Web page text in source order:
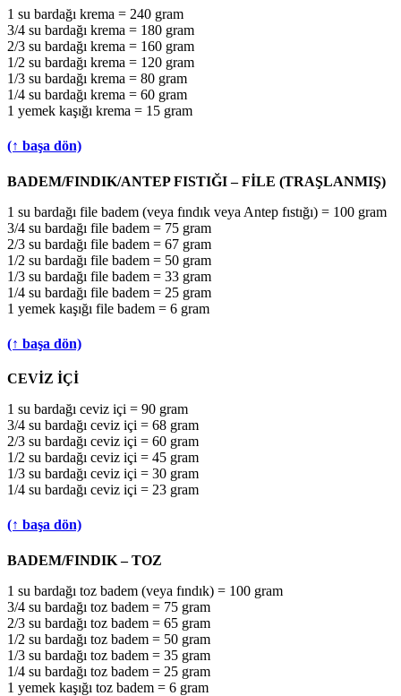
1 su bardağı krema = 240 gram
3/4 su bardağı krema = 180 gram
2/3 su bardağı krema = 160 gram
1/2 su bardağı krema = 120 gram
1/3 su bardağı krema = 80 gram
1/4 su bardağı krema = 60 gram
1 yemek kaşığı krema = 15 gram
(↑ başa dön)
BADEM/FINDIK/ANTEP FISTIĞI – FİLE (TRAŞLANMIŞ)
1 su bardağı file badem (veya fındık veya Antep fıstığı) = 100 gram
3/4 su bardağı file badem = 75 gram
2/3 su bardağı file badem = 67 gram
1/2 su bardağı file badem = 50 gram
1/3 su bardağı file badem = 33 gram
1/4 su bardağı file badem = 25 gram
1 yemek kaşığı file badem = 6 gram
(↑ başa dön)
CEVİZ İÇİ
1 su bardağı ceviz içi = 90 gram
3/4 su bardağı ceviz içi = 68 gram
2/3 su bardağı ceviz içi = 60 gram
1/2 su bardağı ceviz içi = 45 gram
1/3 su bardağı ceviz içi = 30 gram
1/4 su bardağı ceviz içi = 23 gram
(↑ başa dön)
BADEM/FINDIK – TOZ
1 su bardağı toz badem (veya fındık) = 100 gram
3/4 su bardağı toz badem = 75 gram
2/3 su bardağı toz badem = 65 gram
1/2 su bardağı toz badem = 50 gram
1/3 su bardağı toz badem = 35 gram
1/4 su bardağı toz badem = 25 gram
1 yemek kaşığı toz badem = 6 gram